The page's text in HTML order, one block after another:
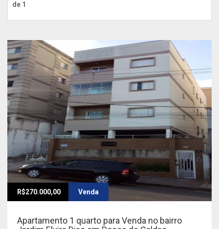
de 1
R$270.000,00 Venda
Apartamento 1 quarto para Venda no bairro